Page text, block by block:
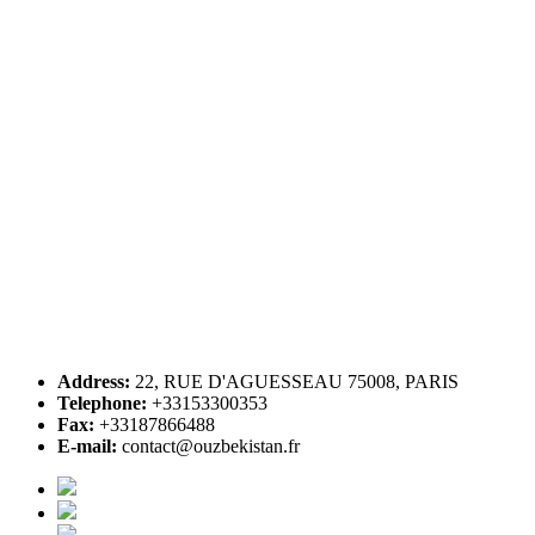
Address: 22, RUE D'AGUESSEAU 75008, PARIS
Telephone: +33153300353
Fax: +33187866488
E-mail: contact@ouzbekistan.fr